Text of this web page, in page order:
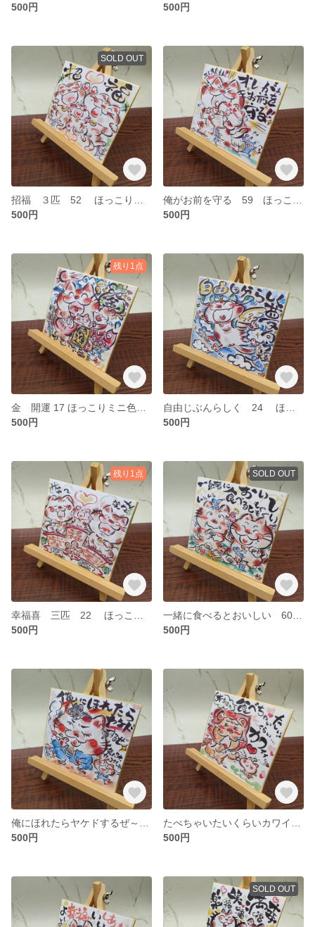
500円
500円
SOLD OUT
500円
500円
残り1点
500円
500円
残り1点
500円
SOLD OUT
500円
500円
500円
SOLD OUT